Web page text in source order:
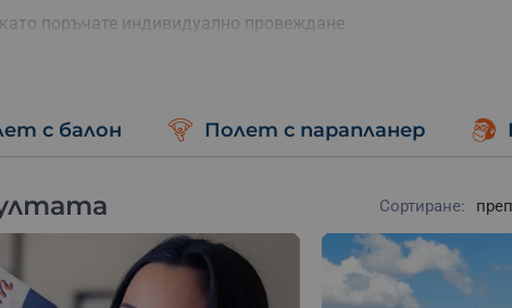
поръчате индивидуално провеждане
с балон Полет с парапланер
Сортиране: